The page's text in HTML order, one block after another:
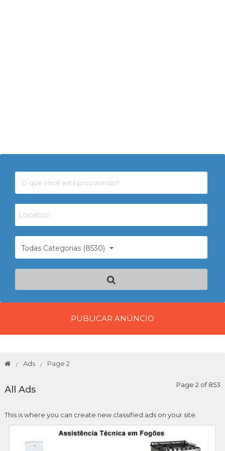
Todas Categorias (8530)
PUBLICAR ANÚNCIO
Ads Page 2
All Ads Page 2 of 853
This is where you can create new classified ads on your site.